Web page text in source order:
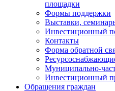
площадки
Формы поддержки
Выставки,
Инвестиционный
Контакты
Форма обратной
Муниципально-
Инвестиционный
Обращения граждан